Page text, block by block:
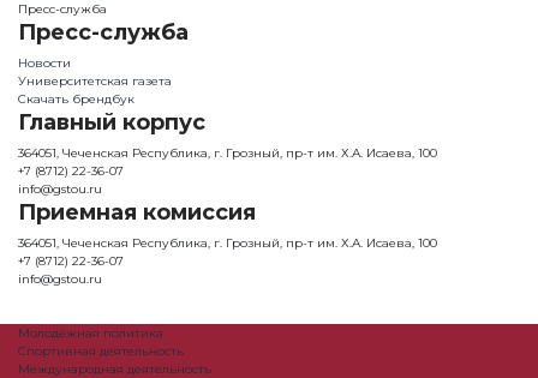
Пресс-служба
Пресс-служба
Новости
Университетская газета
Скачать брендбук
Главный корпус
364051, Чеченская Республика, г. Грозный, пр-т им. Х.А. Исаева, 100
+7 (8712) 22-36-07
info@gstou.ru
Приемная комиссия
364051, Чеченская Республика, г. Грозный, пр-т им. Х.А. Исаева, 100
+7 (8712) 22-36-07
info@gstou.ru
Молодёжная политика
Спортивная деятельность
Международная деятельность